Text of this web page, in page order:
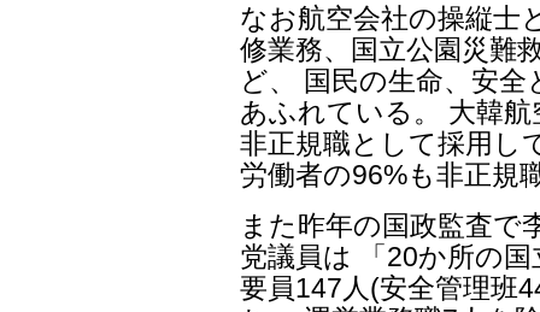
なお航空会社の操縦士
修業務、国立公園災難
ど、 国民の生命、安
あふれている。 大韓
非正規職として採用し
労働者の96%も非正規
また昨年の国政監査で
党議員は 「20か所の
要員147人(安全管理班